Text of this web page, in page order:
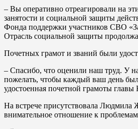
– Вы оперативно отреагировали на
занятости и социальной защиты
Фонда поддержки участников СВО
Отрасль социальной защиты
Почетных грамот и званий были
– Спасибо, что оценили наш труд. У
пожелать, чтобы каждый ваш день
удостоенная почетной грамоты главы
На встрече присутствовала Людмила
внимательное отношение к